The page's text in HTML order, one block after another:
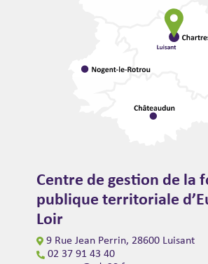
Centre de gestion de la
publique territoriale
Loir
9 Rue Jean Perrin, 28600 Luisant
02 37 91 43 40